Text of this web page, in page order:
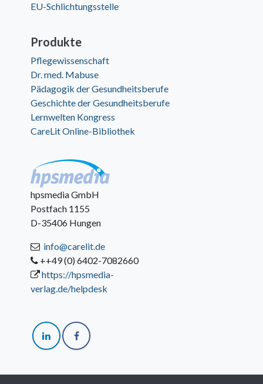
EU-Schlichtungsstelle
Produkte
Pflegewissenschaft
Dr. med. Mabuse
Pädagogik der Gesundheitsberufe
Geschichte der Gesundheitsberufe
Lernwelten Kongress
CareLit Online-Bibliothek
hpsmedia GmbH
Postfach 1155
D-35406 Hungen
info@carelit.de
++49 (0) 6402-7082660
https://hpsmedia-
verlag.de/helpdesk